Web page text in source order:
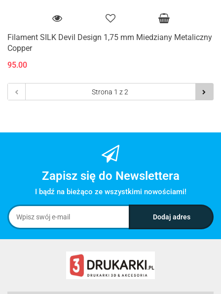
Filament SILK Devil Design 1,75 mm Miedziany Metaliczny
Copper
95.00
Zapisz się do Newslettera
I bądź na bieżąco ze wszystkimi nowościami!